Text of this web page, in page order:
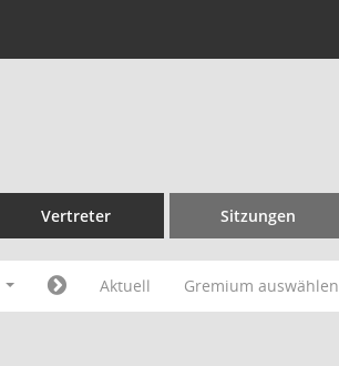
Vertreter Sitzungen
Aktuell Gremium auswählen